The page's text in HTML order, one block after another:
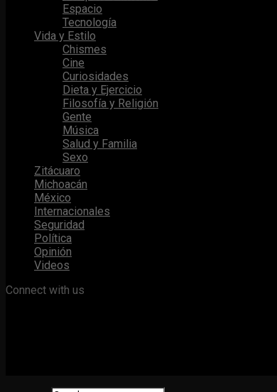
Espacio
Tecnología
Vida y Estilo
Chismes
Cine
Curiosidades
Dieta y Ejercicio
Filosofía y Religión
Gente
Música
Salud y Familia
Sexo
Zitácuaro
Michoacán
México
Internacionales
Seguridad
Política
Opinión
Videos
Connect with us